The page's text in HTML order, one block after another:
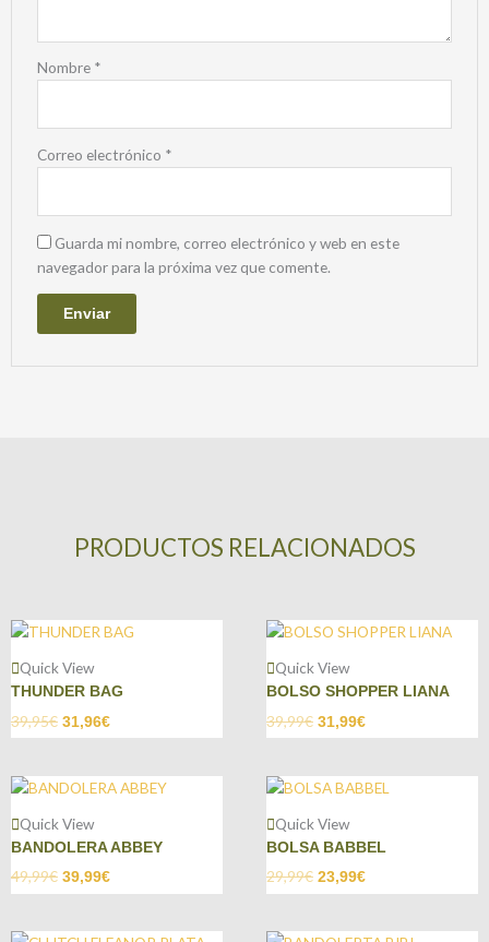
Nombre *
Correo electrónico *
Guarda mi nombre, correo electrónico y web en este
navegador para la próxima vez que comente.
PRODUCTOS RELACIONADOS
Quick View
THUNDER BAG
39,95€ 31,96€
Quick View
BOLSO SHOPPER LIANA
39,99€ 31,99€
Quick View
BANDOLERA ABBEY
49,99€ 39,99€
Quick View
BOLSA BABBEL
29,99€ 23,99€